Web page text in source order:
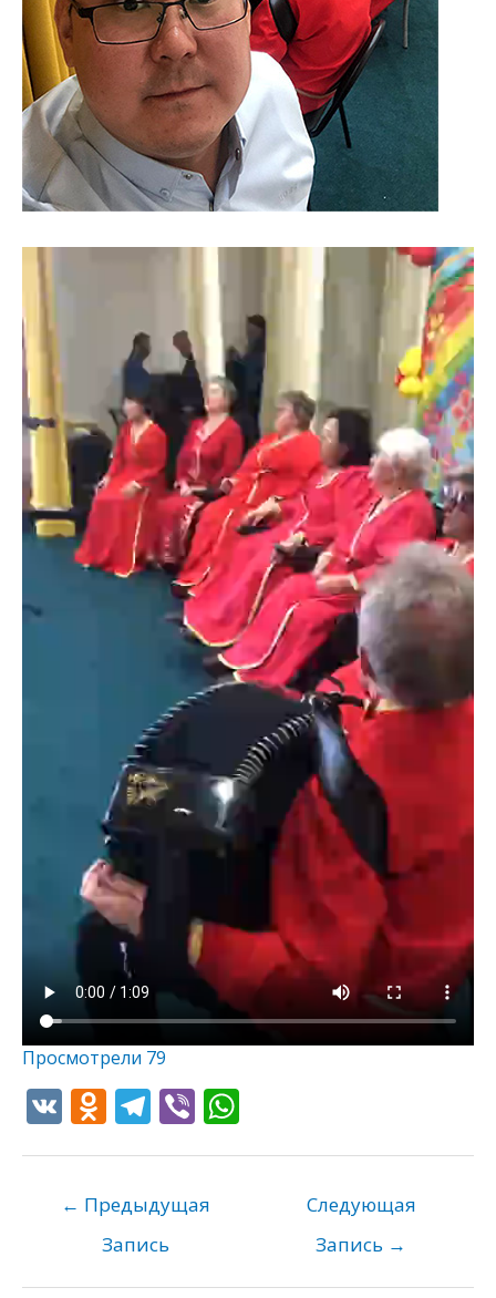
Просмотрели 79
V O
o
kl
as
T
gr
a
m
Vi
p
← Предыдущая
Запись
Следующая
Запись →